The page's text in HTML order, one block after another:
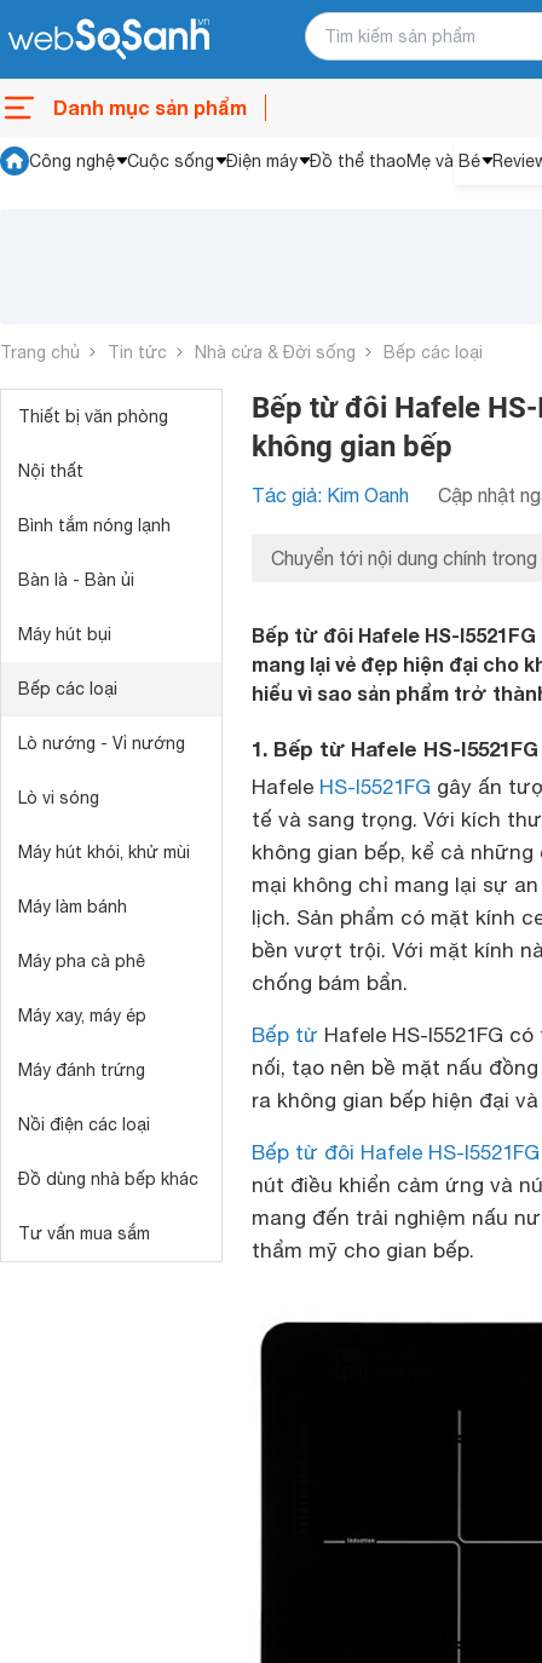
Danh mục sản phẩm
Công nghệ Cuộc sống Điện máy Đồ thể thaoMẹ và Bé
Trang chủ Tin tức Nhà cửa & Đời sống Bếp các loại
Thiết bị văn phòng
Nội thất
Bình tắm nóng lạnh
Bàn là - Bàn ủi
Máy hút bụi
Bếp các loại
Lò nướng - Vỉ nướng
Lò vi sóng
Máy hút khói, khử mùi
Máy làm bánh
Máy pha cà phê
Máy xay, máy ép
Máy đánh trứng
Nồi điện các loại
Đồ dùng nhà bếp khác
Tư vấn mua sắm
Bếp từ đôi Hafele
không gian bếp
Tác giả: Kim Oanh Cập nhật
Chuyển tới nội dung chính trong
Bếp từ đôi Hafele HS-
mang lại vẻ đẹp hiện đại cho
hiểu vì sao sản phẩm trở
1. Bếp từ Hafele HS-
Hafele HS-I5521FG gây ấn
tế và sang trọng. Với kích
không gian bếp, kể cả
mại không chỉ mang lại sự
lịch. Sản phẩm có mặt kính
bền vượt trội. Với mặt kính
chống bám bẩn.
Bếp từ Hafele HS-I5521FG
nối, tạo nên bề mặt nấu
ra không gian bếp hiện đại
Bếp từ đôi Hafele HS-I5521FG
nút điều khiển cảm ứng và
mang đến trải nghiệm nấu
thẩm mỹ cho gian bếp.